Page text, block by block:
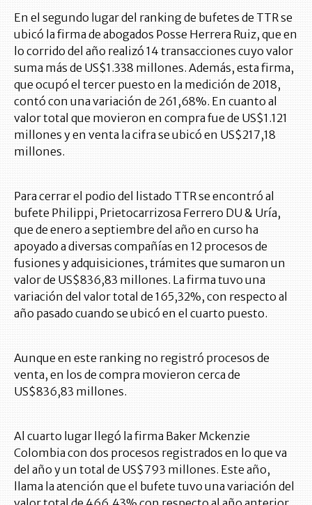
En el segundo lugar del ranking de bufetes de TTR se
ubicó la firma de abogados Posse Herrera Ruiz, que en
lo corrido del año realizó 14 transacciones cuyo valor
suma más de US$1.338 millones. Además, esta firma,
que ocupó el tercer puesto en la medición de 2018,
contó con una variación de 261,68%. En cuanto al
valor total que movieron en compra fue de US$1.121
millones y en venta la cifra se ubicó en US$217,18
millones.
Para cerrar el podio del listado TTR se encontró al
bufete Philippi, Prietocarrizosa Ferrero DU & Uría,
que de enero a septiembre del año en curso ha
apoyado a diversas compañías en 12 procesos de
fusiones y adquisiciones, trámites que sumaron un
valor de US$836,83 millones. La firma tuvo una
variación del valor total de 165,32%, con respecto al
año pasado cuando se ubicó en el cuarto puesto.
Aunque en este ranking no registró procesos de
venta, en los de compra movieron cerca de
US$836,83 millones.
Al cuarto lugar llegó la firma Baker Mckenzie
Colombia con dos procesos registrados en lo que va
del año y un total de US$793 millones. Este año,
llama la atención que el bufete tuvo una variación del